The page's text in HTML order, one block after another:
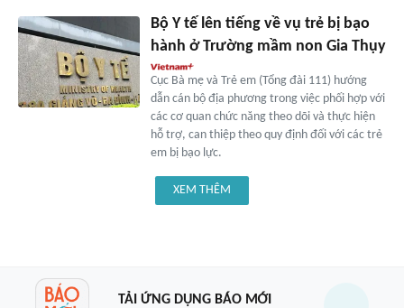
Bộ Y tế lên tiếng về vụ trẻ bị bạo
hành ở Trường mầm non Gia Thụy
Cục Bà mẹ và Trẻ em (Tổng đài 111) hướng
dẫn cán bộ địa phương trong việc phối hợp với
các cơ quan chức năng theo dõi và thực hiện
hỗ trợ, can thiệp theo quy định đối với các trẻ
em bị bạo lực.
XEM THÊM
TẢI ỨNG DỤNG BÁO MỚI